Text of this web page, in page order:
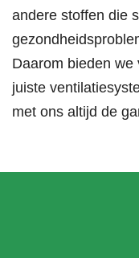
andere stoffen die
Daarom bieden
juiste
met ons altijd de